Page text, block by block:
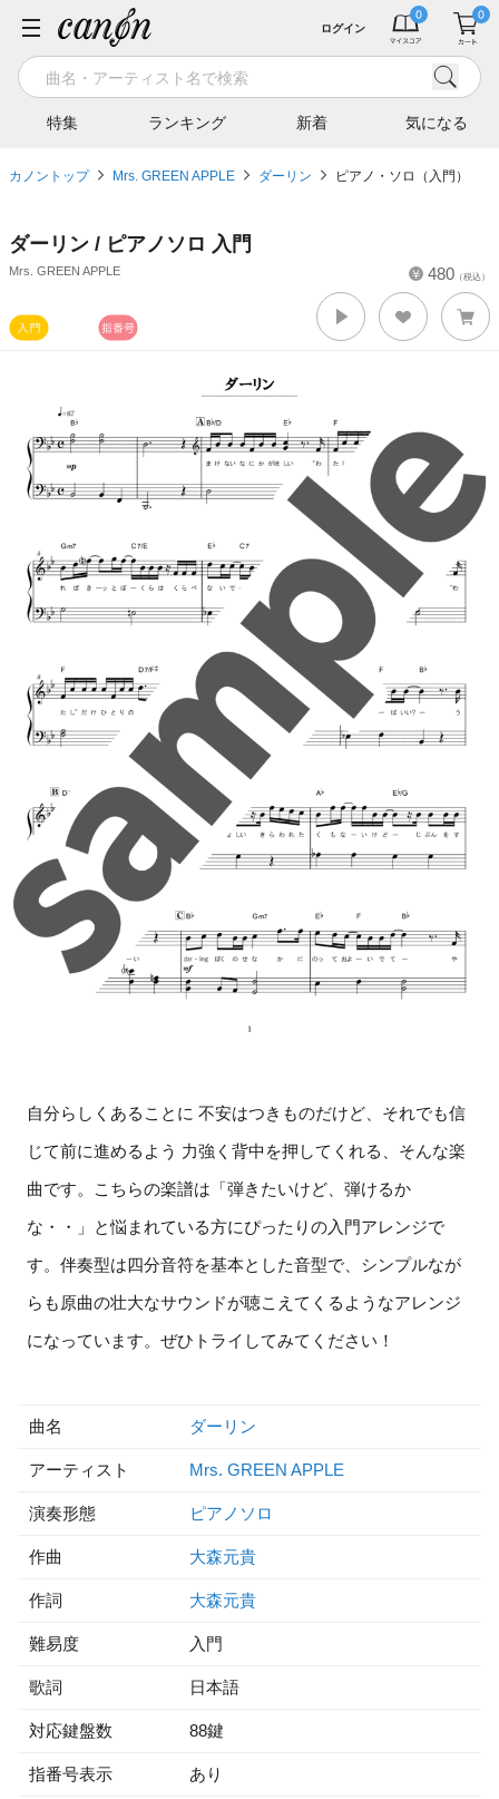
特集 ランキング 新着 気になる
ログイン
カノントップ Mrs. GREEN APPLE ダーリン ピアノ・ソロ（入門）
ダーリン / ピアノソロ 入門
Mrs. GREEN APPLE 480 （税込）
自分らしくあることに 不安はつきものだけど、それでも信
じて前に進めるよう 力強く背中を押してくれる、そんな楽
曲です。こちらの楽譜は「弾きたいけど、弾けるか
な・・」と悩まれている方にぴったりの入門アレンジで
す。伴奏型は四分音符を基本とした音型で、シンプルなが
らも原曲の壮大なサウンドが聴こえてくるようなアレンジ
になっています。ぜひトライしてみてください！
曲名 ダーリン
アーティスト Mrs. GREEN APPLE
演奏形態 ピアノソロ
作曲 大森元貴
作詞 大森元貴
難易度 入門
歌詞 日本語
対応鍵盤数 88鍵
指番号表示 あり